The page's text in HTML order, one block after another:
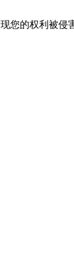
您的权利被侵